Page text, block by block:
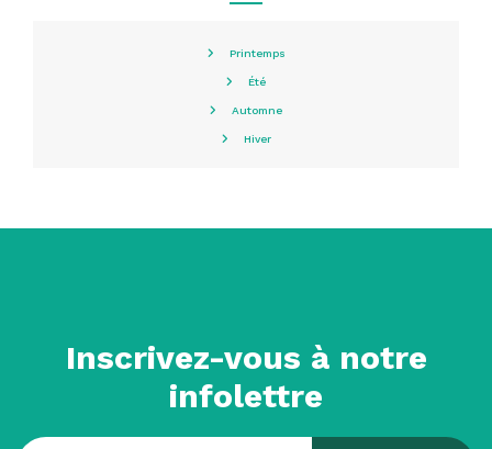
Printemps
Été
Automne
Hiver
Inscrivez-vous à notre
infolettre